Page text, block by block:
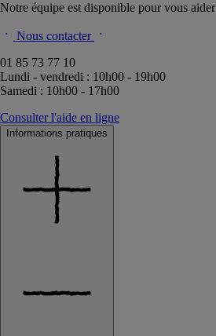
Notre équipe est disponible pour vous aider
Nous contacter
01 85 73 77 10
Lundi - vendredi : 10h00 - 19h00
Samedi : 10h00 - 17h00
Consulter l'aide en ligne
Informations pratiques